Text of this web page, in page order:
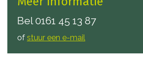
Bel0161 45 13 87
of stuur een e-mail